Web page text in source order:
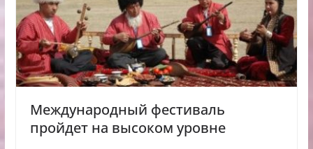
Международный фестиваль
пройдет на высоком уровне